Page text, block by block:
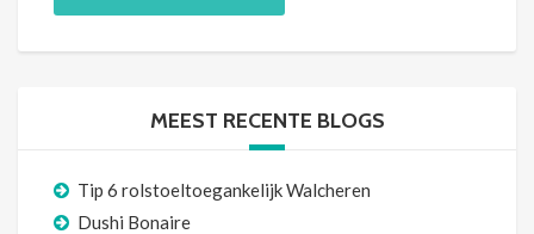
MEEST RECENTE BLOGS
Tip 6 rolstoeltoegankelijk Walcheren
Dushi Bonaire